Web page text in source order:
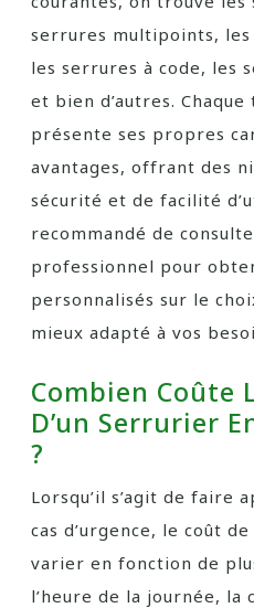
serrures multipoints,
les serrures à code, les
et bien d’autres.
présente ses propres
avantages, offrant des
sécurité et de facilité
recommandé de
professionnel pour
personnalisés sur le
mieux adapté à vos
Combien Coûte
D’un Serrurier
?
Lorsqu’il s’agit de faire
cas d’urgence, le coût
varier en fonction de
l’heure de la journée, la